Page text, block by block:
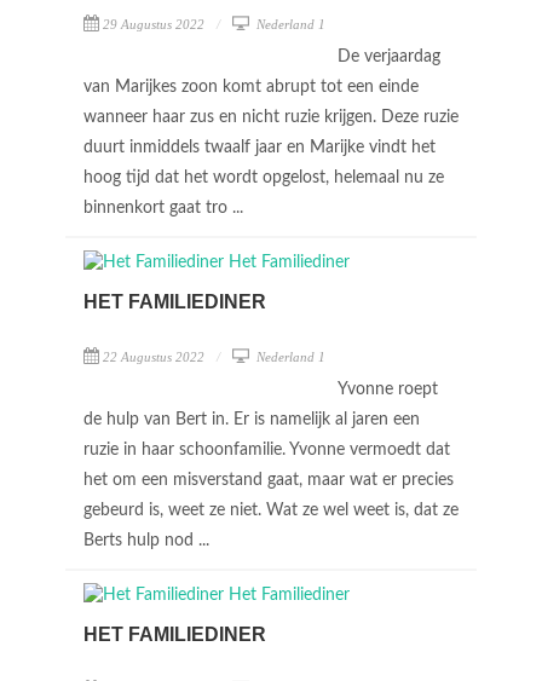
29 Augustus 2022 Nederland 1
De verjaardag
van Marijkes zoon komt abrupt tot een einde
wanneer haar zus en nicht ruzie krijgen. Deze ruzie
duurt inmiddels twaalf jaar en Marijke vindt het
hoog tijd dat het wordt opgelost, helemaal nu ze
binnenkort gaat tro ...
HET FAMILIEDINER
22 Augustus 2022 Nederland 1
Yvonne roept
de hulp van Bert in. Er is namelijk al jaren een
ruzie in haar schoonfamilie. Yvonne vermoedt dat
het om een misverstand gaat, maar wat er precies
gebeurd is, weet ze niet. Wat ze wel weet is, dat ze
Berts hulp nod ...
HET FAMILIEDINER